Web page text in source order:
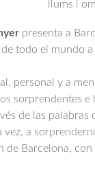
llums i
presenta a
todo el mundo
personal y a
sorprendentes
de las palabras
a
Barcelona, con